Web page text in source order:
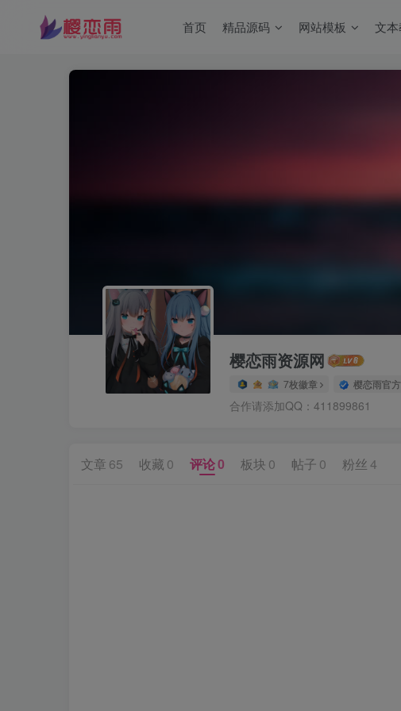
首页 精品源码 网站模板 文
樱恋雨资源网
7枚徽章 樱恋雨官方
合作请添加QQ：411899861
文章 65 收藏 0 评论0 板块 0 帖子 0 粉丝 4